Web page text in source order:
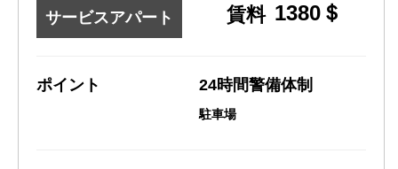
サービスアパート 賃料 1380＄
ポイント 24時間警備体制
駐車場